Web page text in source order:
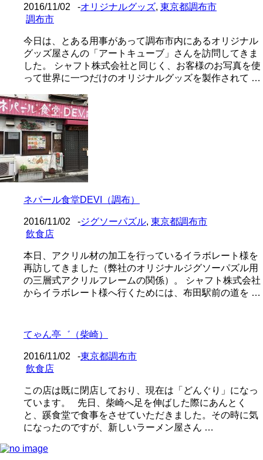
2016/11/02 -オリジナルグッズ, 東京都調布市
調布市
今日は、とある用事があって調布市内にあるオリジナル
グッズ屋さんの「アートキューブ」さんを訪問してきま
した。 シャフト株式会社と同じく、お客様のお写真を使
って世界に一つだけのオリジナルグッズを製作されて …
ネパール食堂DEVI（調布）
2016/11/02 -ジグソーパズル, 東京都調布市
飲食店
本日、アクリル材の加工を行っているイラボレート様を
再訪してきました（弊社のオリジナルジグソーパズル用
の三層式アクリルフレームの関係）。 シャフト株式会社
からイラボレート様へ行くためには、布田駅前の道を …
てゃん亭゛（柴崎）
2016/11/02 -東京都調布市
飲食店
この店は既に閉店しており、現在は「どんぐり」になっ
ています。 先日、柴崎へ足を伸ばした際にあんとく
と、蹊食堂で食事をさせていただきました。その時に気
になったのですが、新しいラーメン屋さん …